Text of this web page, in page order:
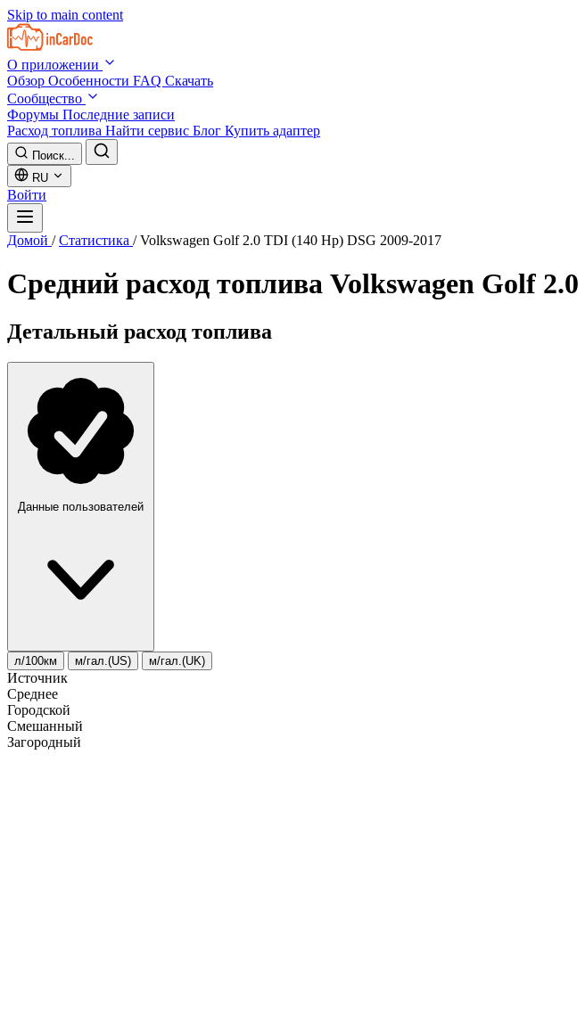
Skip to main content
О приложении
Обзор Особенности FAQ Скачать
Сообщество
Форумы Последние записи
Расход топлива Найти сервис Блог Купить адаптер
Поиск...
RU
Войти
Домой / Статистика / Volkswagen Golf 2.0 TDI (140 Hp) DSG 2009-2017
Средний расход топлива Volkswagen Golf
Детальный расход топлива
Данные пользователей
л/100км м/гал.(US) м/гал.(UK)
Источник
Среднее
Городской
Смешанный
Загородный